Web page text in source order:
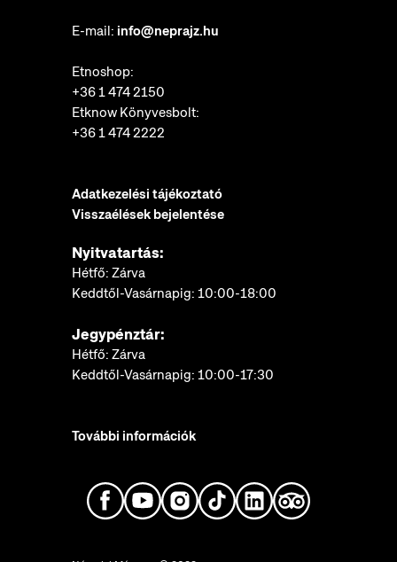
E-mail: info@neprajz.hu
Etnoshop:
+36 1 474 2150
Etknow Könyvesbolt:
+36 1 474 2222
Adatkezelési tájékoztató
Visszaélések bejelentése
Nyitvatartás:
Hétfő: Zárva
Keddtől-Vasárnapig: 10:00-18:00
Jegypénztár:
Hétfő: Zárva
Keddtől-Vasárnapig: 10:00-17:30
További információk